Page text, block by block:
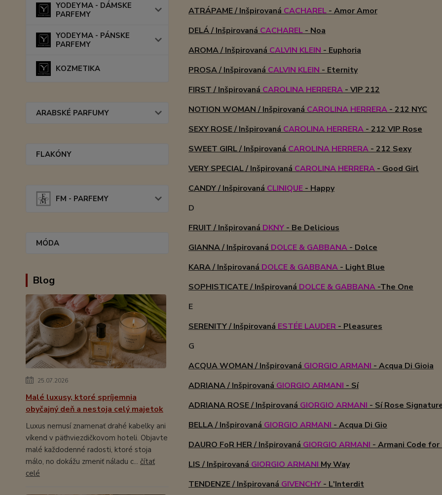
YODEYMA - DÁMSKE
PARFEMY
YODEYMA - PÁNSKE
PARFEMY
KOZMETIKA
ARABSKÉ PARFUMY
FLAKÓNY
FM - PARFEMY
MÓDA
Blog
25.07.2026
Malé luxusy, ktoré spríjemnia
obyčajný deň a nestoja celý majetok
Luxus nemusí znamenať drahé kabelky ani
víkend v päťhviezdičkovom hoteli. Objavte
malé každodenné radosti, ktoré stoja
málo, no dokážu zmeniť náladu c... čítať
celé
ATRÁPAME / Inšpirovaná CACHAREL- Amor Amor
DELÁ / Inšpirovaná CACHAREL- Noa
AROMA / Inšpirovaná CALVIN KLEIN - Euphoria
PROSA / Inšpirovaná CALVIN KLEIN - Eternity
FIRST / Inšpirovaná CAROLINA HERRERA- VIP 212
NOTION WOMAN / Inšpirovaná CAROLINA HERRERA- 212 NYC
SEXY ROSE / Inšpirovaná CAROLINA HERRERA- 212 VIP Rose
SWEET GIRL / Inšpirovaná CAROLINA HERRERA- 212 Sexy
VERY SPECIAL / Inšpirovaná CAROLINA HERRERA- Good Girl
CANDY / Inšpirovaná CLINIQUE- Happy
D
FRUIT / Inšpirovaná DKNY- Be Delicious
GIANNA / Inšpirovaná DOLCE & GABBANA- Dolce
KARA / Inšpirovaná DOLCE & GABBANA- Light Blue
SOPHISTICATE / Inšpirovaná DOLCE & GABBANA-The One
E
SERENITY / Inšpirovaná ESTÉE LAUDER- Pleasures
G
ACQUA WOMAN / Inšpirovaná GIORGIO ARMANI - Acqua Di Gioia
ADRIANA / Inšpirovaná GIORGIO ARMANI - Sí
ADRIANA ROSE / Inšpirovaná GIORGIO ARMANI - Sí Rose
BELLA / Inšpirovaná GIORGIO ARMANI - Acqua Di Gio
DAURO FoR HER / Inšpirovaná GIORGIO ARMANI - Armani Code for
LIS / Inšpirovaná GIORGIO ARMANI My Way
TENDENZE / Inšpirovaná GIVENCHY- L'Interdit